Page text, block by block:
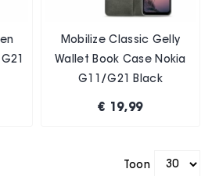
Mobilize Classic Gelly
Wallet Book Case Nokia
G11/G21 Black
€ 19,99
Toon